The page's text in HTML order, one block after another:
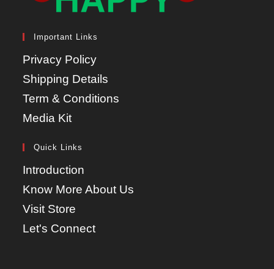
Important Links
Privacy Policy
Shipping Details
Term & Conditions
Media Kit
Quick Links
Introduction
Know More About Us
Visit Store
Let's Connect